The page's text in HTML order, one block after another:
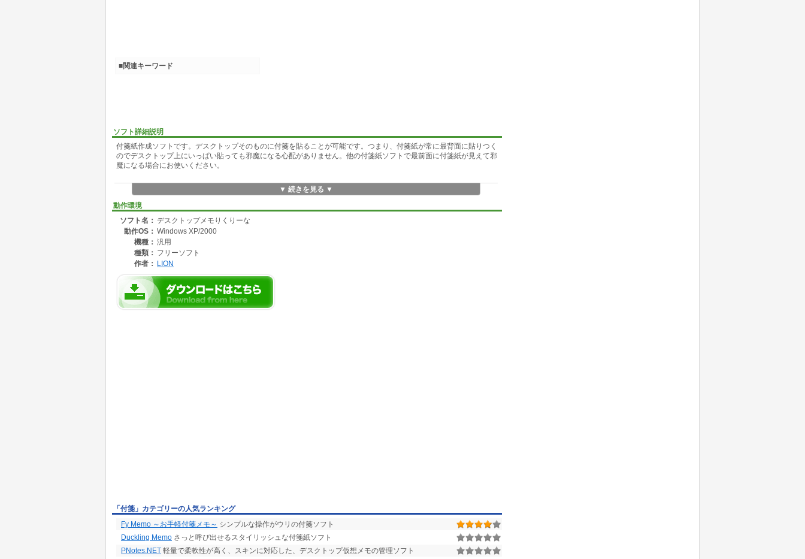
ソフト詳細説明
付箋紙作成ソフトです。デスクトップそのものに付箋を貼ることが可能です。つまり、付箋紙が常に最背面に貼りつく
のでデスクトップ上にいっぱい貼っても邪魔になる心配がありません。他の付箋紙ソフトで最前面に付箋紙が見えて邪
魔になる場合にお使いください。
▼ 続きを見る ▼
動作環境
ソフト名： デスクトップメモりくりーな
動作OS： Windows XP/2000
機種： 汎用
種類： フリーソフト
作者： LION
■関連キーワード
「付箋」カテゴリーの人気ランキング
Fy Memo ～お手軽付箋メモ～ シンプルな操作がウリの付箋ソフト
Duckling Memo さっと呼び出せるスタイリッシュな付箋紙ソフト
PNotes.NET 軽量で柔軟性が高く、スキンに対応した、デスクトップ仮想メモの管理ソフト